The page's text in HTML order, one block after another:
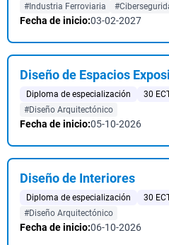
#Industria Ferroviaria
Fecha de inicio:03-02-2027
Diseño de Espacios
Diploma de especialización 30
#Diseño Arquitectónico
Fecha de inicio:05-10-2026
Diseño de Interiores
Diploma de especialización 30
#Diseño Arquitectónico
Fecha de inicio:06-10-2026